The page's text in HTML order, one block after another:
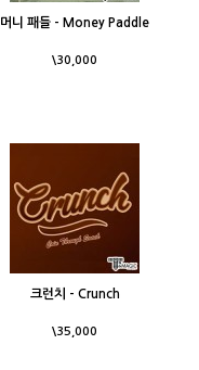
머니 패들 - Money Paddle
\30,000
크런치 - Crunch
\35,000